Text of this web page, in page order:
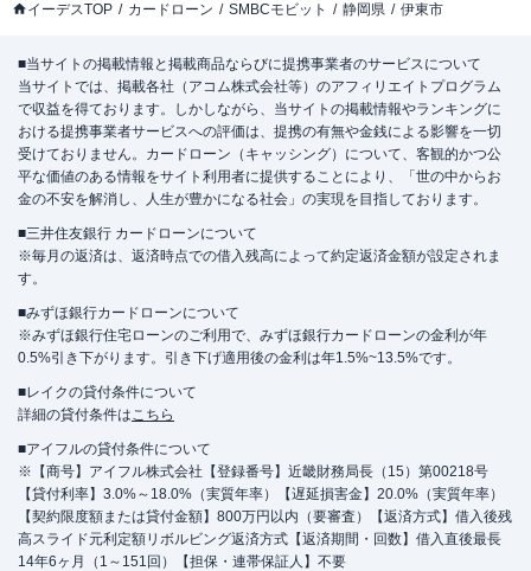
イーデスTOP カードローン SMBCモビット 静岡県 伊東市
■当サイトの掲載情報と掲載商品ならびに提携事業者のサービスについて
当サイトでは、掲載各社（アコム株式会社等）のアフィリエイトプログラム
で収益を得ております。しかしながら、当サイトの掲載情報やランキングに
おける提携事業者サービスへの評価は、提携の有無や金銭による影響を一切
受けておりません。カードローン（キャッシング）について、客観的かつ公
平な価値のある情報をサイト利用者に提供することにより、「世の中からお
金の不安を解消し、人生が豊かになる社会」の実現を目指しております。
■三井住友銀行 カードローンについて
※毎月の返済は、返済時点での借入残高によって約定返済金額が設定されま
す。
■みずほ銀行カードローンについて
※みずほ銀行住宅ローンのご利用で、みずほ銀行カードローンの金利が年
0.5%引き下がります。引き下げ適用後の金利は年1.5%~13.5%です。
■レイクの貸付条件について
詳細の貸付条件はこちら
■アイフルの貸付条件について
※【商号】アイフル株式会社【登録番号】近畿財務局長（15）第00218号
【貸付利率】3.0%～18.0%（実質年率）【遅延損害金】20.0%（実質年率）
【契約限度額または貸付金額】800万円以内（要審査）【返済方式】借入後残
高スライド元利定額リボルビング返済方式【返済期間・回数】借入直後最長
14年6ヶ月（1～151回）【担保・連帯保証人】不要